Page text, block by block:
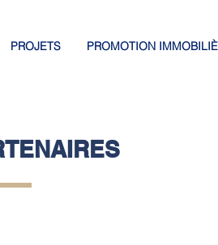
PROJETS PROMOTION